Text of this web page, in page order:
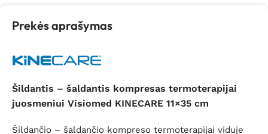
Prekės aprašymas
Šildantis – šaldantis kompresas termoterapijai
juosmeniui Visiomed KINECARE 11×35 cm
Šildančio – šaldančio kompreso termoterapijai viduje